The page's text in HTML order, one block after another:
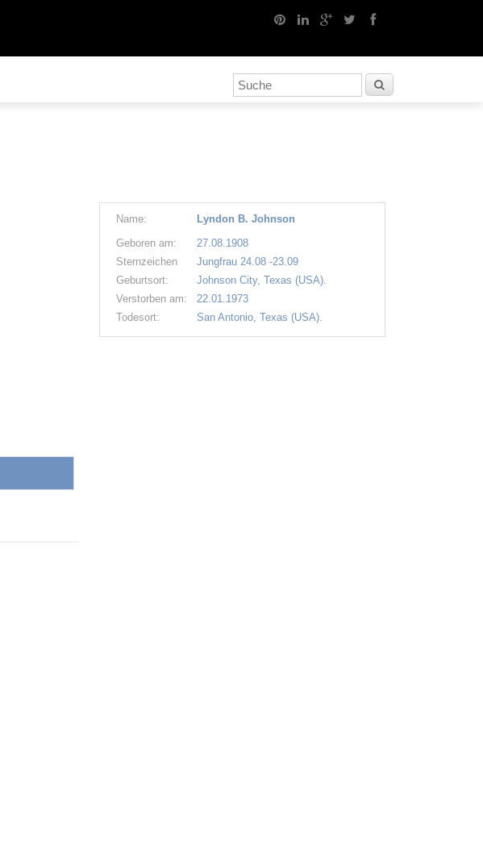
Name:
Lyndon B. Johnson
Geboren am:
27.08.1908
Sternzeichen
Jungfrau 24.08 -23.09
Geburtsort:
Johnson City, Texas (USA).
Verstorben am:
22.01.1973
Todesort:
San Antonio, Texas (USA).